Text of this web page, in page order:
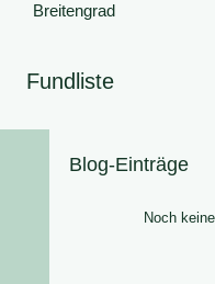
Breitengrad
Fundliste
Blog-Einträge
Noch